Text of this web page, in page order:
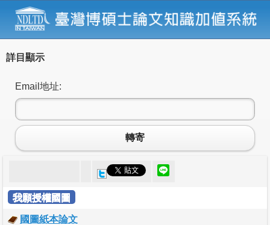
詳目顯示
Email地址:
轉寄
我願授權國圖
國圖紙本論文